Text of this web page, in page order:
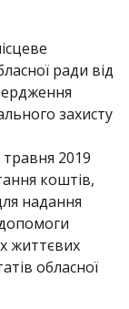
ради від
захисту
травня 2019
коштів,
надання
життєвих
обласної